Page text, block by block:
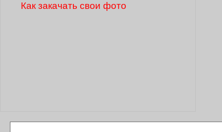
Как закачать свои фото